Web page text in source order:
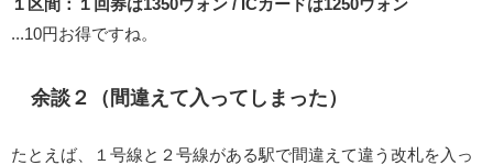
１区間：１回券は1350ウォン / ICカードは1250ウォン
...10円お得ですね。
余談２（間違えて入ってしまった）
たとえば、１号線と２号線がある駅で間違えて違う改札を入っ